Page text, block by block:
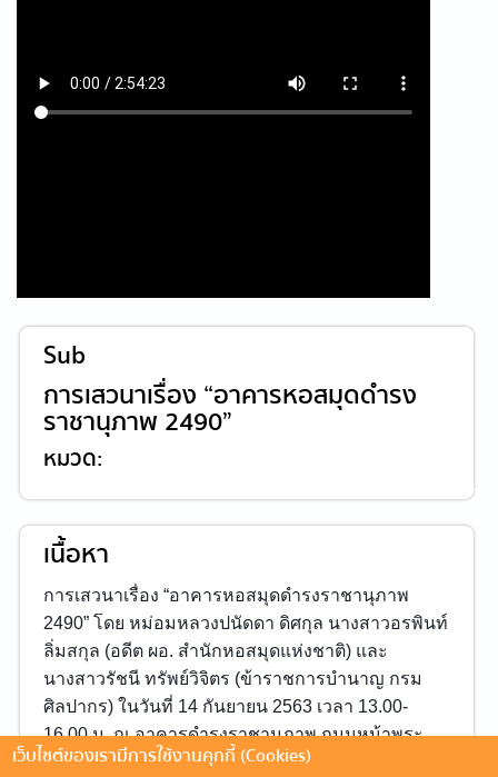
Sub
การเสวนาเรื่อง “อาคารหอสมุดดำรง
ราชานุภาพ 2490”
หมวด:
เนื้อหา
การเสวนาเรื่อง “อาคารหอสมุดดำรงราชานุภาพ
2490” โดย หม่อมหลวงปนัดดา ดิศกุล นางสาวอรพินท์
ลิ่มสกุล (อดีต ผอ. สำนักหอสมุดแห่งชาติ) และ
นางสาวรัชนี ทรัพย์วิจิตร (ข้าราชการบำนาญ กรม
ศิลปากร) ในวันที่ 14 กันยายน 2563 เวลา 13.00-
16.00 น. ณ อาคารดำรงราชานุภาพ ถนนหน้าพระ
ธาตุ เขตพระนคร กรุงเทพฯ
เว็บไซต์ของเรามีการใช้งานคุกกี้ (Cookies)